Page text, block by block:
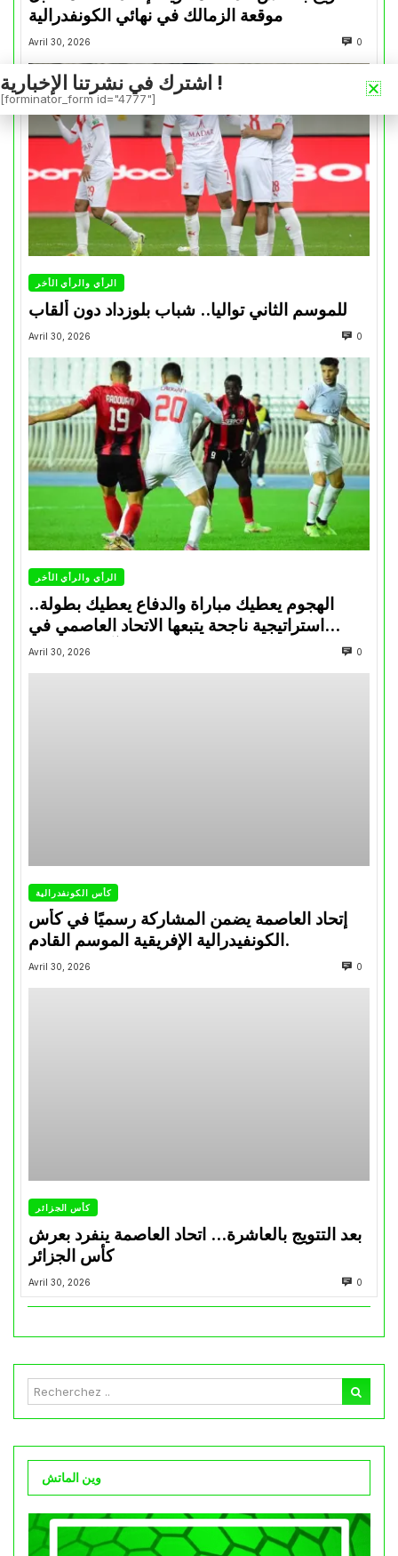
موقعة الزمالك في نهائي الكونفدرالية
Avril 30, 2026 0
الرأي والرأي الأخر
للموسم الثاني تواليا.. شباب بلوزداد دون ألقاب
Avril 30, 2026 0
الرأي والرأي الأخر
الهجوم يعطيك مباراة والدفاع يعطيك بطولة..
استراتيجية ناجحة يتبعها الاتحاد العاصمي في
تتويجاته آخر السنوات
Avril 30, 2026 0
كأس الكونفدرالية
إتحاد العاصمة يضمن المشاركة رسميًا في كأس
الكونفيدرالية الإفريقية الموسم القادم.
Avril 30, 2026 0
كأس الجزائر
بعد التتويج بالعاشرة… اتحاد العاصمة ينفرد بعرش
كأس الجزائر
Avril 30, 2026 0
وين الماتش
اشترك في نشرتنا الإخبارية !
[forminator_form id="4777"]